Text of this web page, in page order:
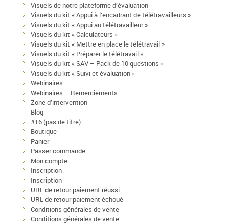
Visuels de notre plateforme d’évaluation
Visuels du kit « Appui à l’encadrant de télétravailleurs »
Visuels du kit « Appui au télétravailleur »
Visuels du kit « Calculateurs »
Visuels du kit « Mettre en place le télétravail »
Visuels du kit « Préparer le télétravail »
Visuels du kit « SAV – Pack de 10 questions »
Visuels du kit « Suivi et évaluation »
Webinaires
Webinaires – Remerciements
Zone d’intervention
Blog
#16 (pas de titre)
Boutique
Panier
Passer commande
Mon compte
Inscription
Inscription
URL de retour paiement réussi
URL de retour paiement échoué
Conditions générales de vente
Conditions générales de vente